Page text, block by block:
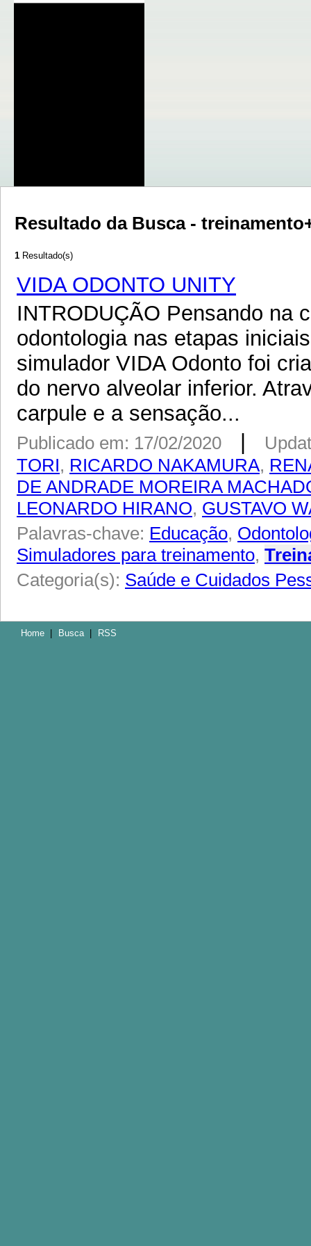
Resultado da Busca -
1 Resultado(s)
VIDA ODONTO UNITY
INTRODUÇÃO Pensando na
odontologia nas etapas
simulador VIDA Odonto foi
do nervo alveolar inferior.
carpule e a sensação...
Publicado em: 17/02/2020
TORI, RICARDO NAKAMURA,
DE ANDRADE MOREIRA
LEONARDO HIRANO, GUSTAVO
Palavras-chave: Educação,
Simuladores para treinamento,
Categoria(s): Saúde e Cuidados
Home Busca RSS